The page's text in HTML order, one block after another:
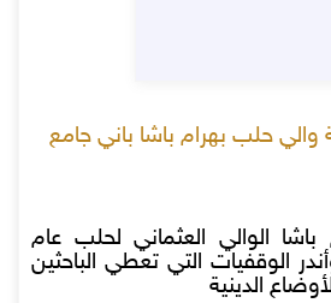
حلب بهرام باشا باني جامع
الوالي العثماني لحلب عام
الوقفيات التي تعطي الباحثين
الدينية